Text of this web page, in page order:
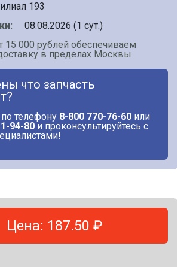
193
08.08.2026 (1 сут.)
15 000 рублей обеспечиваем
в пределах Москвы
что запчасть
телефону 8-800 770-76-60 или
94-80 и проконсультируйтесь с
Цена: 187.50 ₽